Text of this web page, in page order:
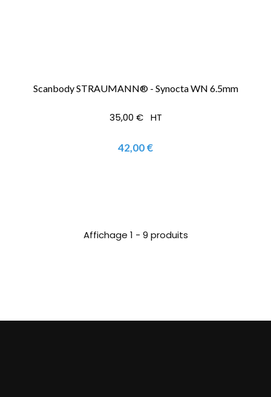
Scanbody STRAUMANN® - Synocta WN 6.5mm
35,00 € HT
42,00 €
Affichage 1 - 9 produits